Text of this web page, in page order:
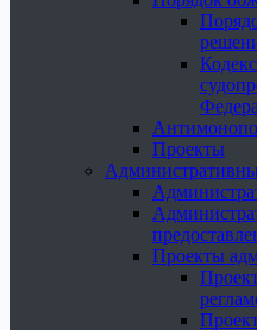
Проекты
Проекты